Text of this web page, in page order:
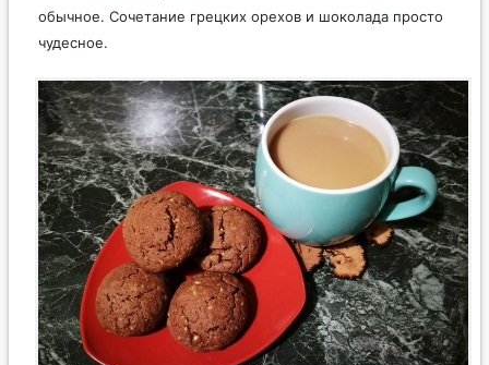
обычное. Сочетание грецких орехов и шоколада просто
чудесное.